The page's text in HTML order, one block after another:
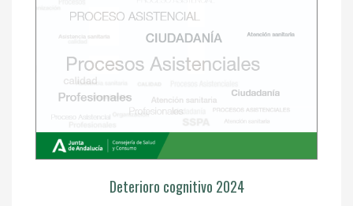
Deterioro cognitivo 2024